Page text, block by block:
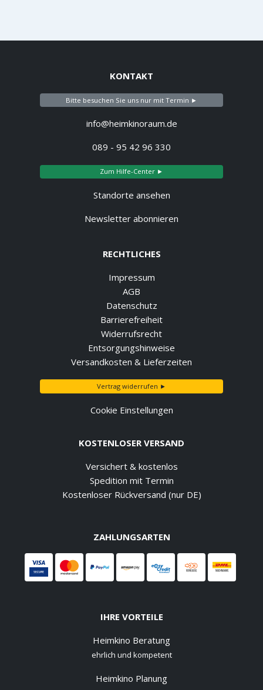
KONTAKT
Bitte besuchen Sie uns nur mit Termin ►
info@heimkinoraum.de
089 - 95 42 96 330
Zum Hilfe-Center ►
Standorte ansehen
Newsletter abonnieren
RECHTLICHES
Impressum
AGB
Datenschutz
Barrierefreiheit
Widerrufsrecht
Entsorgungshinweise
Versandkosten & Lieferzeiten
Vertrag widerrufen ►
Cookie Einstellungen
KOSTENLOSER VERSAND
Versichert & kostenlos
Spedition mit Termin
Kostenloser Rückversand (nur DE)
ZAHLUNGSARTEN
IHRE VORTEILE
Heimkino Beratung
ehrlich und kompetent
Heimkino Planung